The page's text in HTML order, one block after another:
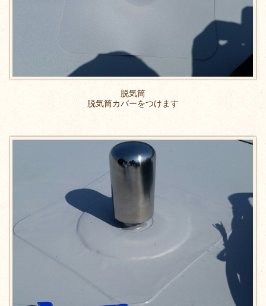
脱気筒
脱気筒カバーをつけます